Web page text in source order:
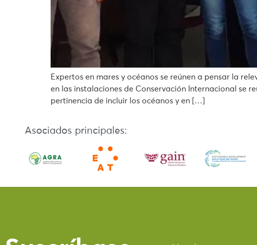
Expertos en mares y océanos se reúnen a pensar la
en las instalaciones de Conservación Internacional se
pertinencia de incluir los océanos y en […]
Asociados principales: